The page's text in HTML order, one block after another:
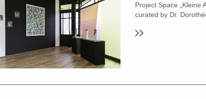
Installation View "Tobias Grewe RAW" at Julia
Ritterskamp, Düsseldorf (Photo by Linda
Inconi)
Project Space „Kleine
curated by Dr.